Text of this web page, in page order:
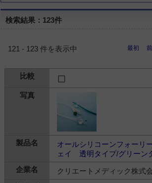
検索結果：123件
121 - 123 件を表示中 最初
オールシリコーンフォーリ
ェイ 透明タイプ/グリーン
クリエートメディック株式